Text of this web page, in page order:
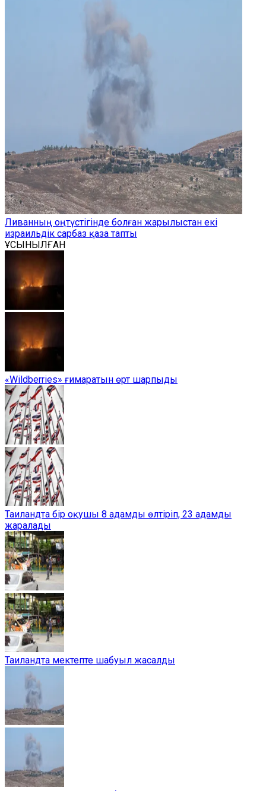
Ливанның оңтүстігінде болған жарылыстан екі
израильдік сарбаз қаза тапты
ҰСЫНЫЛҒАН
«Wildberries» ғимаратын өрт шарпыды
Таиландта бір оқушы 8 адамды өлтіріп, 23 адамды
жаралады
Таиландта мектепте шабуыл жасалды